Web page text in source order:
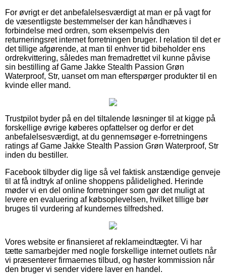
For øvrigt er det anbefalelsesværdigt at man er på vagt for
de væsentligste bestemmelser der kan håndhæves i
forbindelse med ordren, som eksempelvis den
returneringsret internet forretningen bruger. I relation til det er
det tillige afgørende, at man til enhver tid bibeholder ens
ordrekvittering, således man fremadrettet vil kunne påvise
sin bestilling af Game Jakke Stealth Passion Grøn
Waterproof, Str, uanset om man efterspørger produkter til en
kvinde eller mand.
Trustpilot byder på en del tiltalende løsninger til at kigge på
forskellige øvrige køberes opfattelser og derfor er det
anbefalelsesværdigt, at du gennemsøger e-forretningens
ratings af Game Jakke Stealth Passion Grøn Waterproof, Str
inden du bestiller.
Facebook tilbyder dig lige så vel faktisk anstændige genveje
til at få indtryk af online shoppens pålidelighed. Herinde
møder vi en del online forretninger som gør det muligt at
levere en evaluering af købsoplevelsen, hvilket tillige bør
bruges til vurdering af kundernes tilfredshed.
Vores website er finansieret af reklameindtægter. Vi har
tætte samarbejder med nogle forskellige internet outlets når
vi præsenterer firmaernes tilbud, og høster kommission når
den bruger vi sender videre laver en handel.